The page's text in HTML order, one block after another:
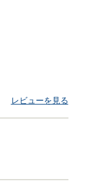
レビューを見る